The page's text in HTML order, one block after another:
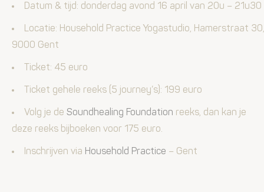
Datum & tijd: donderdag­ avond 16 april van 20u – 21u30
Locatie: Household Practice Yogastudio, Hamerstraat 30,
9000 Gent
Ticket: 45 euro
Ticket gehele reeks (5 journey’s): 199 euro
Volg je de Soundhealing Foundation reeks, dan kan je
deze reeks bijboeken voor 175 euro.
Inschrijven via Household Practice – Gent